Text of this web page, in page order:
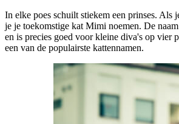
In elke poes schuilt stiekem een prinses. Als
je je toekomstige kat Mimi noemen. De
en is precies goed voor kleine diva's op vier
een van de populairste kattennamen.